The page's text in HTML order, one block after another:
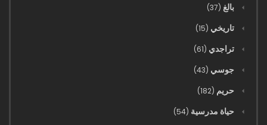
بالغ (37)
تاريخي (15)
تراجدي (61)
جوسي (43)
حريم (182)
حياة مدرسية (54)